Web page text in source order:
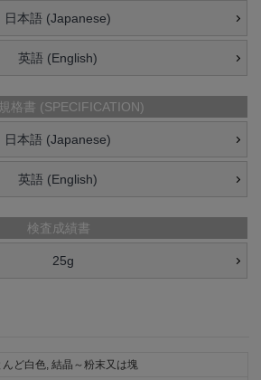
日本語 (Japanese)
英語 (English)
格書 (SPECIFICATION)
日本語 (Japanese)
英語 (English)
検査成績書
25g
んど白色, 結晶～粉末又は塊